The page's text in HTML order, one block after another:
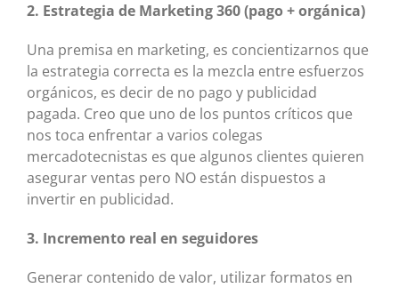
2. Estrategia de Marketing 360 (pago + orgánica)
Una premisa en marketing, es concientizarnos que
la estrategia correcta es la mezcla entre esfuerzos
orgánicos, es decir de no pago y publicidad
pagada. Creo que uno de los puntos críticos que
nos toca enfrentar a varios colegas
mercadotecnistas es que algunos clientes quieren
asegurar ventas pero NO están dispuestos a
invertir en publicidad.
3. Incremento real en seguidores
Generar contenido de valor, utilizar formatos en